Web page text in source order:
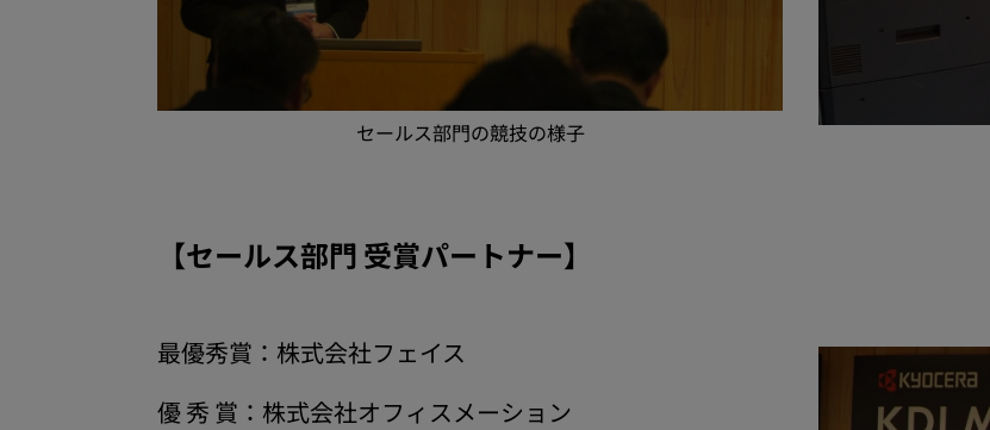
セールス部門の競技の様子
【セールス部門 受賞パートナー】
最優秀賞：株式会社フェイス
優 秀 賞：株式会社オフィスメーション